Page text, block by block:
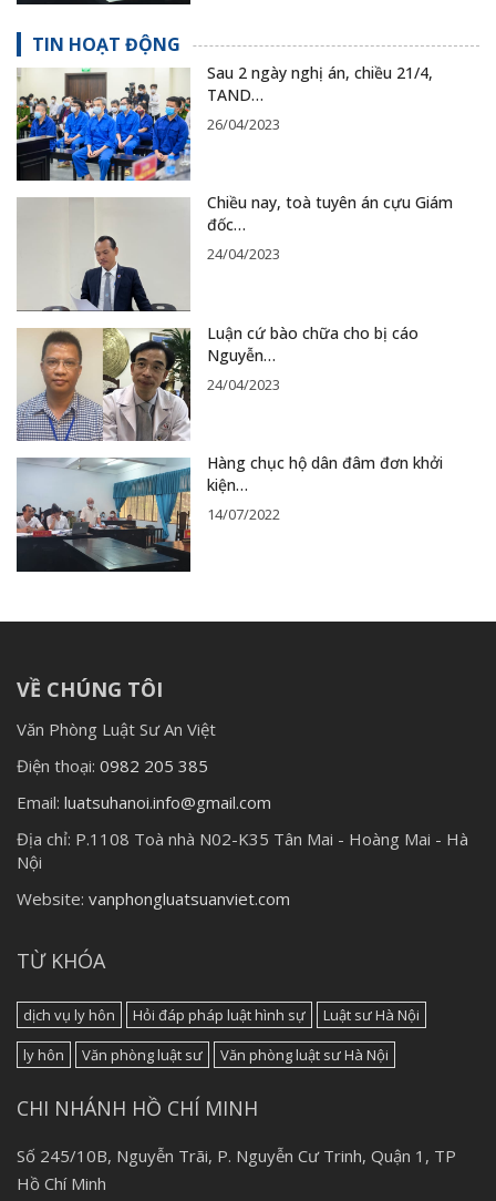
TIN HOẠT ĐỘNG
Sau 2 ngày nghị án, chiều 21/4,
TAND…
26/04/2023
Chiều nay, toà tuyên án cựu Giám
đốc…
24/04/2023
Luận cứ bào chữa cho bị cáo
Nguyễn…
24/04/2023
Hàng chục hộ dân đâm đơn khởi
kiện…
14/07/2022
VỀ CHÚNG TÔI
Văn Phòng Luật Sư An Việt
Điện thoại: 0982 205 385
Email: luatsuhanoi.info@gmail.com
Địa chỉ: P.1108 Toà nhà N02-K35 Tân Mai - Hoàng Mai - Hà
Nội
Website: vanphongluatsuanviet.com
TỪ KHÓA
dịch vụ ly hôn Hỏi đáp pháp luật hình sự
Luật sư Hà Nội
ly hôn
Văn phòng luật sư Văn phòng luật sư Hà Nội
CHI NHÁNH HỒ CHÍ MINH
Số 245/10B, Nguyễn Trãi, P. Nguyễn Cư Trinh, Quận 1, TP
Hồ Chí Minh